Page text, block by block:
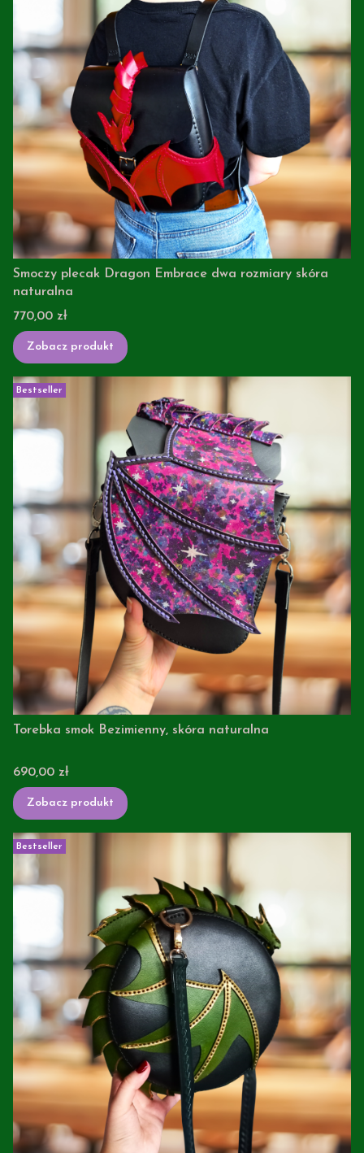
Smoczy plecak Dragon Embrace dwa rozmiary skóra
naturalna
Cena
770,00 zł
Zobacz produkt
Bestseller
Torebka smok Bezimienny, skóra naturalna
Cena
690,00 zł
Zobacz produkt
Bestseller